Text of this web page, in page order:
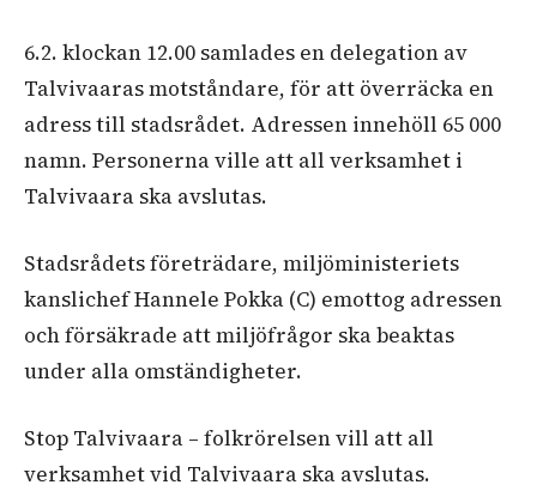
6.2. klockan 12.00 samlades en delegation av
Talvivaaras motståndare, för att överräcka en
adress till stadsrådet. Adressen innehöll 65 000
namn. Personerna ville att all verksamhet i
Talvivaara ska avslutas.
Stadsrådets företrädare, miljöministeriets
kanslichef Hannele Pokka (C) emottog adressen
och försäkrade att miljöfrågor ska beaktas
under alla omständigheter.
Stop Talvivaara – folkrörelsen vill att all
verksamhet vid Talvivaara ska avslutas.